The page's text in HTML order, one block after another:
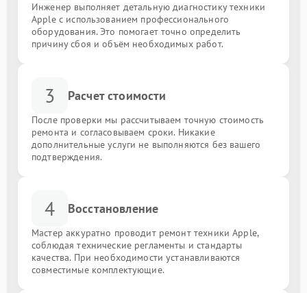
Инженер выполняет детальную диагностику техники
Apple с использованием профессионального
оборудования. Это помогает точно определить
причину сбоя и объём необходимых работ.
3 Расчет стоимости
После проверки мы рассчитываем точную стоимость
ремонта и согласовываем сроки. Никакие
дополнительные услуги не выполняются без вашего
подтверждения.
4 Восстановление
Мастер аккуратно проводит ремонт техники Apple,
соблюдая технические регламенты и стандарты
качества. При необходимости устанавливаются
совместимые комплектующие.